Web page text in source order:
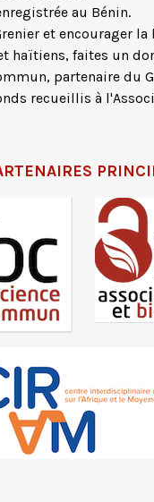
au Bénin.
et encourager
haïtiens, faites un
partenaire du
recueillis à